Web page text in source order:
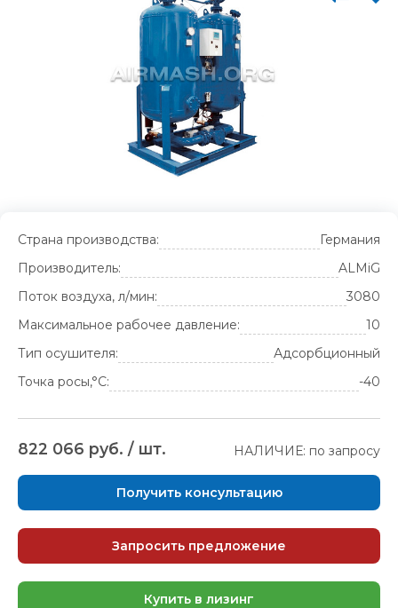
Страна производства:
Германия
Производитель:
ALMiG
Поток воздуха, л/мин:
3080
Максимальное рабочее давление:
10
Тип осушителя:
Адсорбционный
Точка росы,°С:
-40
822 066 руб. / шт. НАЛИЧИЕ: по запросу
Получить консультацию
Запросить предложение
Купить в лизинг